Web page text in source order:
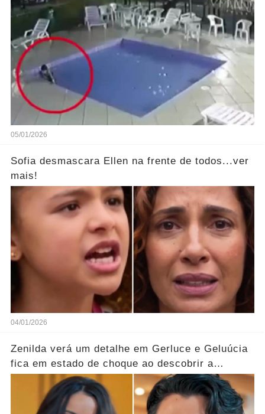
05/01/2026
Sofia desmascara Ellen na frente de todos...ver
mais!
04/01/2026
Zenilda verá um detalhe em Gerluce e Geluúcia
fica em estado de choque ao descobrir a
verdade oculta sobre sua mãe... Ver mais